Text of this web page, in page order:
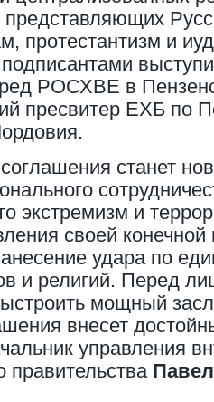
представляющих
протестантизм и
подписантами
РОСХВЕ в
пресвитер ЕХБ по
станет
экстремизм и
своей
удара по
и религий. Перед
мощный
внесет
управления
правительства